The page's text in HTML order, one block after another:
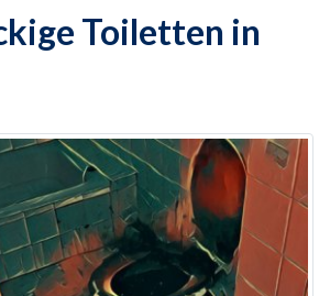
Toiletten in